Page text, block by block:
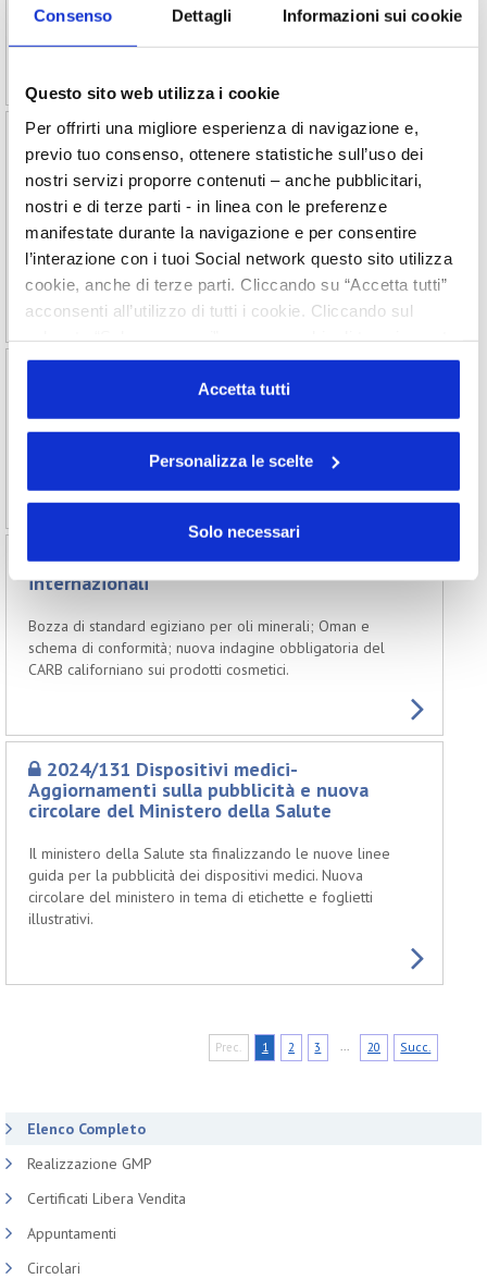
Consenso Dettagli Informazioni sui cookie
Questo sito web utilizza i cookie
Per offrirti una migliore esperienza di navigazione e,
previo tuo consenso, ottenere statistiche sull’uso dei
nostri servizi proporre contenuti – anche pubblicitari,
nostri e di terze parti - in linea con le preferenze
manifestate durante la navigazione e per consentire
l’interazione con i tuoi Social network questo sito utilizza
cookie, anche di terze parti. Cliccando su “Accetta tutti”
acconsenti all’utilizzo di tutti i cookie. Cliccando sul
o profilazione viene utilizzato. Cliccando su
“Personalizza le scelte” è possibile esprimere la propria
volontà in relazione a ciascuna categoria di cookie del
Accetta tutti
Personalizza le scelte
Solo necessari
prodotti Made in Italy e favorirne la visibilità nella Nazione
Cosmoprof North America Miami 2024
23/01/2024
Sono 50 le aziende cosmetiche italiane, tra imprese
produttrici di prodotto finito e della filiera produttiva, ad
aver partecipato alla prima edizione di Cosmoprof North
America Miami 2024.
2024/133 EUDR – ulteriori aggiornamenti
L'adozione formale da parte del Consiglio costituisce la
successivo sarà la pubblicazione nella Gazzetta ufficiale.
2024/132 Aggiornamenti normativi
internazionali
Bozza di standard egiziano per oli minerali; Oman e
schema di conformità; nuova indagine obbligatoria del
CARB californiano sui prodotti cosmetici.
2024/131 Dispositivi medici-
Aggiornamenti sulla pubblicità e nuova
circolare del Ministero della Salute
Il ministero della Salute sta finalizzando le nuove linee
guida per la pubblicità dei dispositivi medici. Nuova
circolare del ministero in tema di etichette e foglietti
illustrativi.
Prec. 1 2 3 ... 20 Succ.
Elenco Completo
Realizzazione GMP
Certificati Libera Vendita
Appuntamenti
Circolari